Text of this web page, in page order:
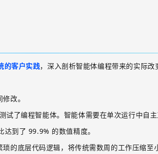
的客户实践，深入剖析智能体编程带来的实际改
改。
试了编程智能体。智能体需要在单次运行中自
达到了 99.9% 的数值精度。
的底层代码逻辑，将传统需数周的工作压缩至